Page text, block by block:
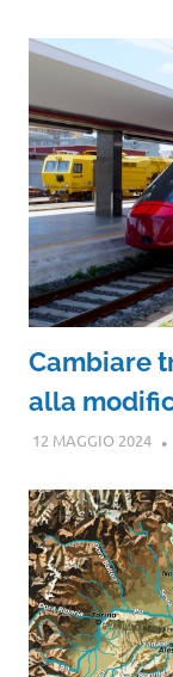
Cambiare
alla
12 MAGGIO 2024